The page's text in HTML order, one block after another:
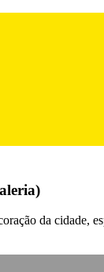
da cidade,